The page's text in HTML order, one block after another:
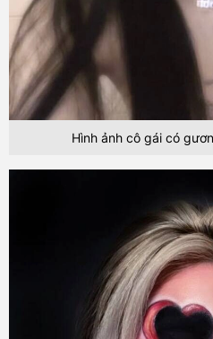
Hình ảnh cô gái có